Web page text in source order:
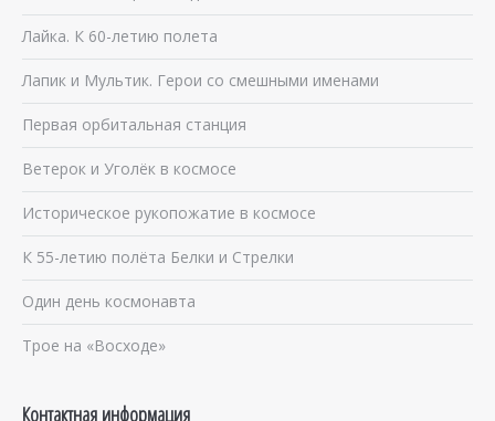
Лайка. К 60-летию полета
Лапик и Мультик. Герои со смешными именами
Первая орбитальная станция
Ветерок и Уголёк в космосе
Историческое рукопожатие в космосе
К 55-летию полёта Белки и Стрелки
Один день космонавта
Трое на «Восходе»
Контактная информация